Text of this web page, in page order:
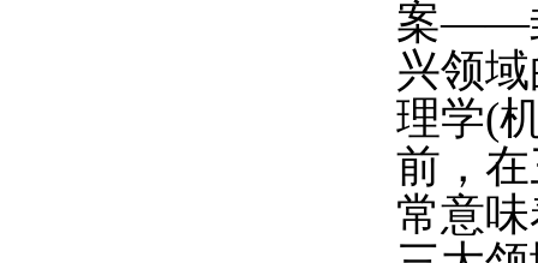
案——
兴领
理学(
前，
常意